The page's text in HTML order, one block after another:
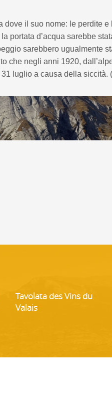
dove il suo nome: le perdite
portata d’acqua sarebbe
sarebbero ugualmente
che negli anni 1920,
luglio a causa della siccità.
Tavolata des Vins du
Valais